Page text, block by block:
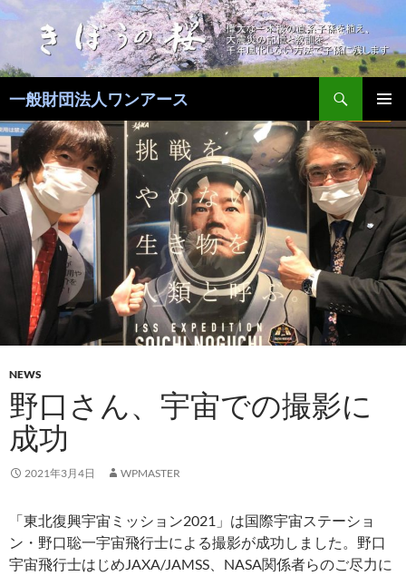
コ
ン
ツ
へ
ス
キ
ッ
プ
一般財団法人ワンアース
メインメ
ニュー
NEWS
野口さん、宇宙での撮影に
成功
2021年3月4日 WPMASTER
「東北復興宇宙ミッション2021」は国際宇宙ステーショ
ン・野口聡一宇宙飛行士による撮影が成功しました。野口
宇宙飛行士はじめJAXA/JAMSS、NASA関係者らのご尽力に